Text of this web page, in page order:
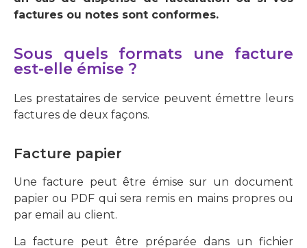
factures ou notes sont conformes.
Sous quels formats une facture
est-elle émise ?
Les prestataires de service peuvent émettre leurs
factures de deux façons.
Facture papier
Une facture peut être émise sur un document
papier ou PDF qui sera remis en mains propres ou
par email au client.
La facture peut être préparée dans un fichier